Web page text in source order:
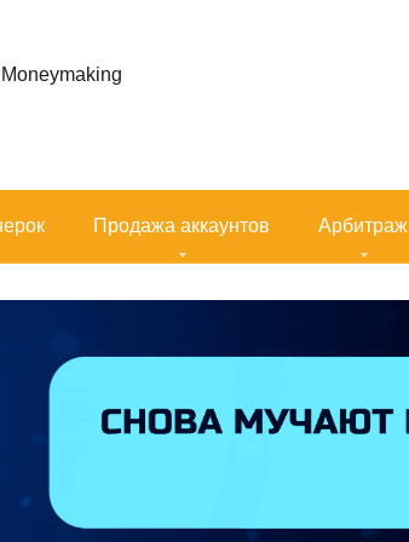
Продажа аккаунтов Арбитраж